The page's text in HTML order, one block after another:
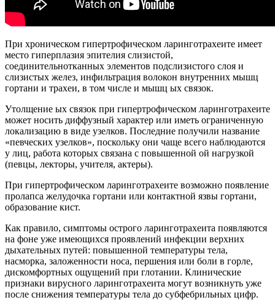
При хроническом гипертрофическом ларинготрахеите имеет
место гиперплазия эпителия слизистой,
соединительнотканных элементов подслизистого слоя и
слизистых желез, инфильтрация волокон внутренних мышц
гортани и трахеи, в том числе и мышц ых связок.
Утолщение ых связок при гипертрофическом ларинготрахеите
может носить диффузный характер или иметь ограниченную
локализацию в виде узелков. Последние получили название
«певческих узелков», поскольку они чаще всего наблюдаются
у лиц, работа которых связана с повышенной ой нагрузкой
(певцы, лекторы, учителя, актеры).
При гипертрофическом ларинготрахеите возможно появление
пролапса желудочка гортани или контактной язвы гортани,
образование кист.
Как правило, симптомы острого ларинготрахеита появляются
на фоне уже имеющихся проявлений инфекции верхних
дыхательных путей: повышенной температуры тела,
насморка, заложенности носа, першения или боли в горле,
дискомфортных ощущений при глотании. Клинические
признаки вирусного ларинготрахеита могут возникнуть уже
после снижения температуры тела до субфебрильных цифр.